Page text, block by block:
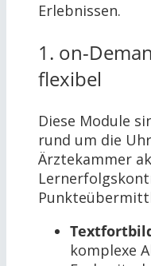
Erlebnissen.
1. on-
flexibel
Diese Module
rund um die
Ärztekammer
komplexe